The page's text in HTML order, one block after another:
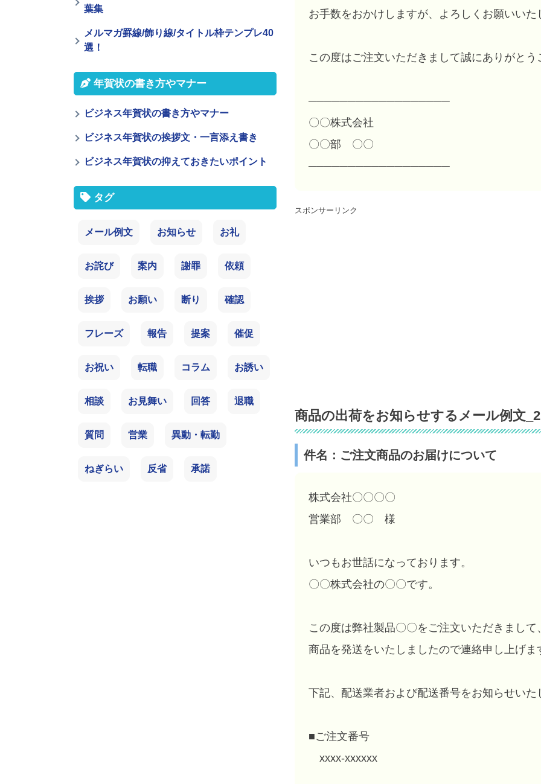
お手数をおかけしますが、よろしくお願いいた
この度はご注文いただきまして誠にありがとう
──────────────────
〇〇株式会社
〇〇部 〇〇
──────────────────
スポンサーリンク
商品の出荷をお知らせするメール例文_2
件名：ご注文商品のお届けについて
株式会社〇〇〇〇
営業部 〇〇 様
いつもお世話になっております。
〇〇株式会社の〇〇です。
この度は弊社製品〇〇をご注文いただきまして
商品を発送をいたしましたので連絡申し上げま
下記、配送業者および配送番号をお知らせいた
■ご注文番号
xxxx-xxxxxx
葉集
メルマガ罫線/飾り線/タイトル枠テンプレ40
選！
年賀状の書き方やマナー
ビジネス年賀状の書き方やマナー
ビジネス年賀状の挨拶文・一言添え書き
ビジネス年賀状の抑えておきたいポイント
タグ
メール例文 お知らせ お礼
お詫び 案内 謝罪 依頼
挨拶 お願い 断り 確認
フレーズ 報告 提案 催促
お祝い 転職 コラム お誘い
相談 お見舞い 回答 退職
質問 営業 異動・転勤
ねぎらい 反省 承諾